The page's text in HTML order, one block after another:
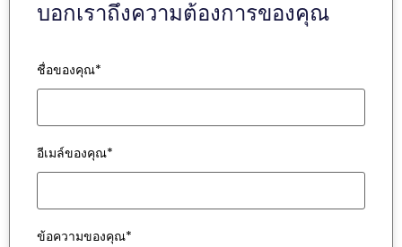
บอกเราถึงความต้องการของคุณ
ชื่อของคุณ*
อีเมล์ของคุณ*
ข้อความของคุณ*